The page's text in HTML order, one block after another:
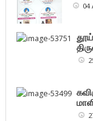
04